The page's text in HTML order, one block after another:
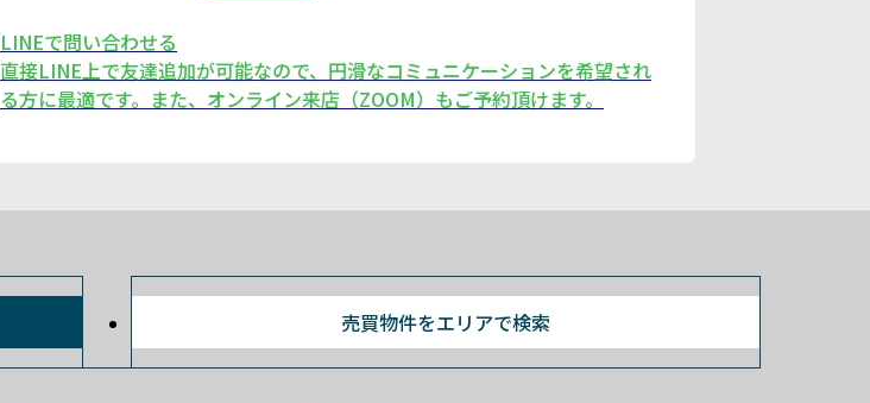
LINEで問い合わせる
直接LINE上で友達追加が可能なので、円滑なコミュニケーションを希望され
る方に最適です。また、オンライン来店（ZOOM）もご予約頂けます。
売買物件をエリアで検索